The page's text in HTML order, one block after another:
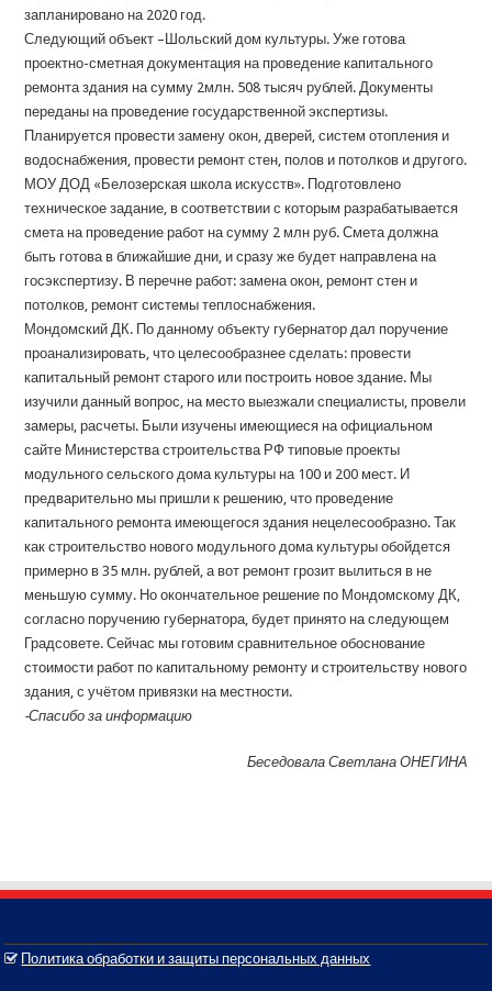
запланировано на 2020 год.
Следующий объект –Шольский дом культуры. Уже готова
проектно-сметная документация на проведение капитального
ремонта здания на сумму 2млн. 508 тысяч рублей. Документы
переданы на проведение государственной экспертизы.
Планируется провести замену окон, дверей, систем отопления и
водоснабжения, провести ремонт стен, полов и потолков и другого.
МОУ ДОД «Белозерская школа искусств». Подготовлено
техническое задание, в соответствии с которым разрабатывается
смета на проведение работ на сумму 2 млн руб. Смета должна
быть готова в ближайшие дни, и сразу же будет направлена на
госэкспертизу. В перечне работ: замена окон, ремонт стен и
потолков, ремонт системы теплоснабжения.
Мондомский ДК. По данному объекту губернатор дал поручение
проанализировать, что целесообразнее сделать: провести
капитальный ремонт старого или построить новое здание. Мы
изучили данный вопрос, на место выезжали специалисты, провели
замеры, расчеты. Были изучены имеющиеся на официальном
сайте Министерства строительства РФ типовые проекты
модульного сельского дома культуры на 100 и 200 мест. И
предварительно мы пришли к решению, что проведение
капитального ремонта имеющегося здания нецелесообразно. Так
как строительство нового модульного дома культуры обойдется
примерно в 35 млн. рублей, а вот ремонт грозит вылиться в не
меньшую сумму. Но окончательное решение по Мондомскому ДК,
согласно поручению губернатора, будет принято на следующем
Градсовете. Сейчас мы готовим сравнительное обоснование
стоимости работ по капитальному ремонту и строительству нового
здания, с учётом привязки на местности.
-Спасибо за информацию
Беседовала Светлана ОНЕГИНА
Политика обработки и защиты персональных данных